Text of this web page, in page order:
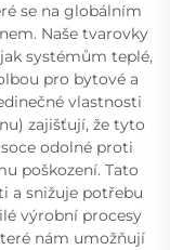
se na globálním
Naše tvarovky
systémům teplé,
pro bytové a
vlastnosti
zajišťují, že tyto
odolné proti
poškození. Tato
a snižuje potřebu
výrobní procesy
nám umožňují